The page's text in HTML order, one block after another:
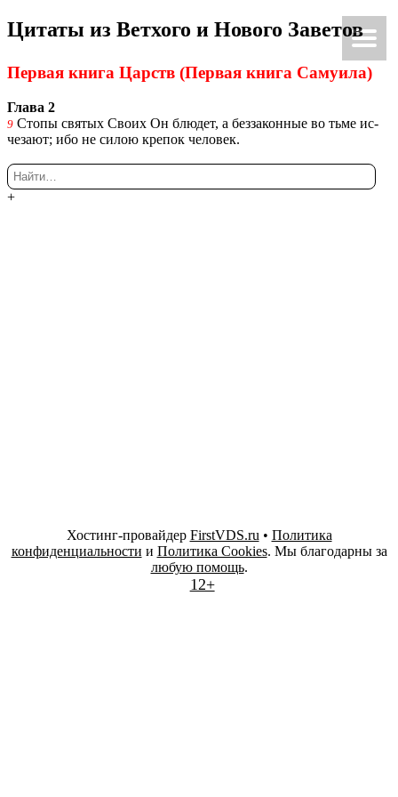
Ки́рие эле́йсон
Ци­та­ты из Вет­хо­го и Но­во­го За­ве­тов
Пер­вая книга Царств (Пер­вая книга Са­му­и­ла)
Глава 2
9 Стопы свя­тых Своих Он блю­дет, а без­за­кон­ные во тьме ис­
че­за­ют; ибо не силою кре­пок че­ло­век.
+
Хостинг-провайдер FirstVDS.ru • Политика
конфиденциальности и Политика Cookies. Мы благодарны за
любую помощь.
12+